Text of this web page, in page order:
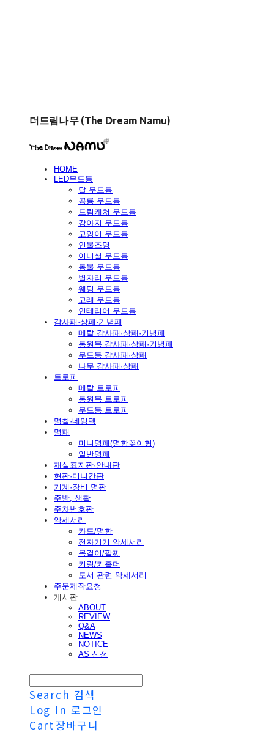
더드림나무 (The Dream Namu)
HOME
LED무드등
달 무드등
공룡 무드등
드림캐쳐 무드등
강아지 무드등
고양이 무드등
인물조명
이니셜 무드등
동물 무드등
별자리 무드등
웨딩 무드등
고래 무드등
인테리어 무드등
감사패·상패·기념패
메탈 감사패·상패·기념패
통원목 감사패·상패·기념패
무드등 감사패·상패
나무 감사패·상패
트로피
메탈 트로피
통원목 트로피
무드등 트로피
명찰·네임텍
명패
미니명패(명함꽂이형)
일반명패
재실표지판·안내판
현판·미니간판
기계·장비 명판
주방, 생활
주차번호판
악세서리
카드/명함
전자기기 악세서리
목걸이/팔찌
키링/키홀더
도서 관련 악세서리
주문제작요청
게시판
ABOUT
REVIEW
Q&A
NEWS
NOTICE
AS 신청
Search 검색
Log In 로그인
Cart 장바구니